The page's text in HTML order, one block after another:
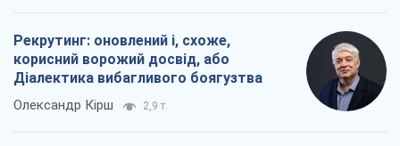
Рекрутинг: оновлений і, схоже,
корисний ворожий досвід, або
Діалектика вибагливого боягузтва
Олександр Кірш 2,9 т.